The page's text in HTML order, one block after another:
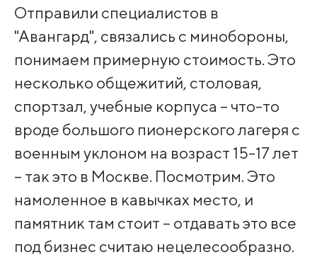
Отправили специалистов в
"Авангард", связались с минобороны,
понимаем примерную стоимость. Это
несколько общежитий, столовая,
спортзал, учебные корпуса – что-то
вроде большого пионерского лагеря с
военным уклоном на возраст 15-17 лет
– так это в Москве. Посмотрим. Это
намоленное в кавычках место, и
памятник там стоит – отдавать это все
под бизнес считаю нецелесообразно.